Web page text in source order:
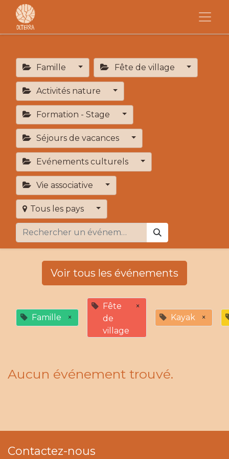
Famille Fête de village
Activités nature
Formation - Stage
Séjours de vacances
Evénements culturels
Vie associative
Tous les pays
Voir tous les événements
Famille ×
Fête
de
village
×
Kayak
×
Aucun événement trouvé.
Contactez-nous